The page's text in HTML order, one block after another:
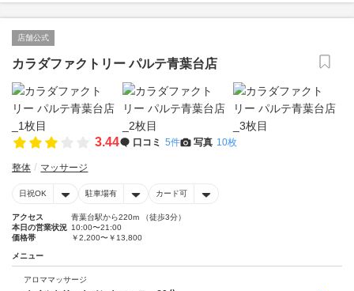
店舗公式
カラダファクトリー パルテ青葉台店
3.44 口コミ 5件 写真 10枚
整体 マッサージ
日祝OK 駐車場有 カード可
アクセス
青葉台駅から220m （徒歩3分）
本日の営業状況 10:00〜21:00
価格帯
￥2,200〜￥13,800
メニュー
アロママッサージ